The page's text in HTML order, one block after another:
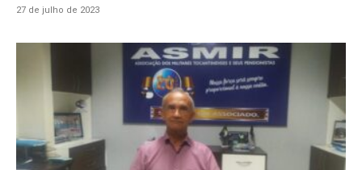
27 de julho de 2023